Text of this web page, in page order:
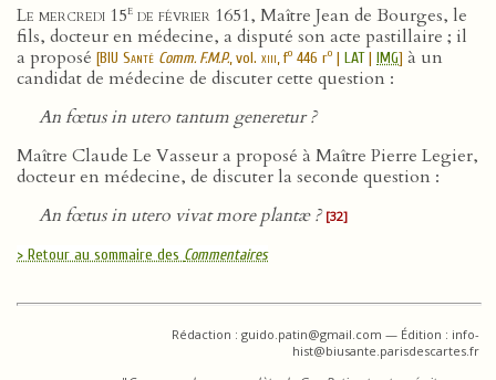
Le mercredi 15e de février 1651, Maître Jean de Bourges, le
fils, docteur en médecine, a disputé son acte pastillaire ; il
a proposé [BIU Santé Comm. F.M.P., vol. xiii, fo 446 ro | LAT| IMG] à un
candidat de médecine de discuter cette question :
An fœtus in utero tantum generetur ?
Maître Claude Le Vasseur a proposé à Maître Pierre Legier,
docteur en médecine, de discuter la seconde question :
An fœtus in utero vivat more plantæ ? [32]
> Retour au sommaire des Commentaires
Rédaction : guido.patin@gmail.com — Édition : info-
hist@biusante.parisdescartes.fr